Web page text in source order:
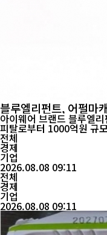
블루엘리펀트, 어펄마
벌 공략 가속
아이웨어 브랜드 블루엘
피탈로부터 1000억원 규
속도를 낸다. 블루엘리펀트는 지난 3일 어펄마캐피탈과 1000억원
규모 투자 유치 계약을 체
0억원을 투자해 구주와 신
납입 옵션을 행사할 경우
전체
경제
기업
2026.08.08 09:11
전체
경제
기업
2026.08.08 09:11